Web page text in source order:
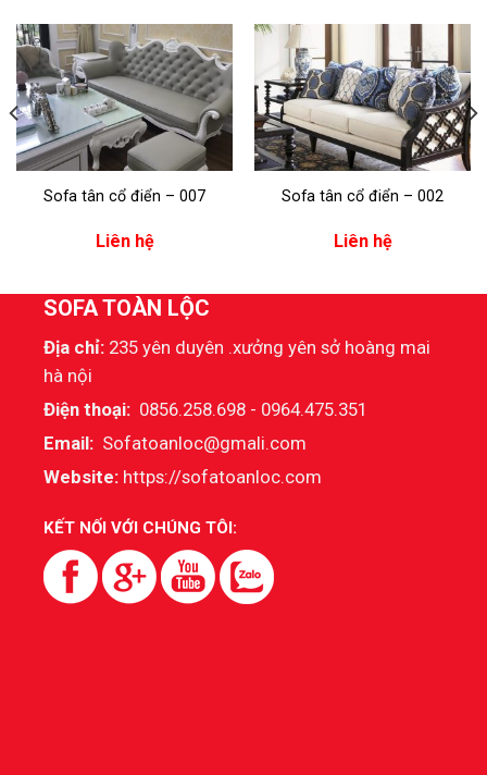
Sofa tân cổ điển – 007
Liên hệ
Sofa tân cổ điển – 002
Liên hệ
SOFA TOÀN LỘC
Địa chỉ: 235 yên duyên .xưởng yên sở hoàng mai
hà nội
Điện thoại: 0856.258.698 - 0964.475.351
Email: Sofatoanloc@gmali.com
Website: https://sofatoanloc.com
KẾT NỐI VỚI CHÚNG TÔI: